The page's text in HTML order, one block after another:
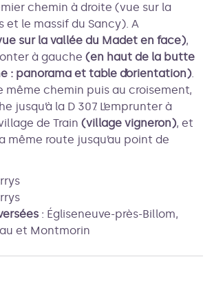
chemin à droite (vue sur la
et le massif du Sancy). A
sur la vallée du Madet en face),
à gauche (en haut de la butte
: panorama et table d’orientation).
même chemin puis au croisement,
jusqu’à la D 307. L’emprunter à
de Train (village vigneron), et
même route jusqu’au point de
: Égliseneuve-près-Billom,
et Montmorin